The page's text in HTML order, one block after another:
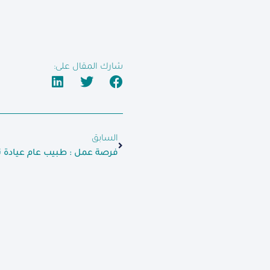
شارك المقال على:
السابق
فرصة عمل : طبيب عام عيادة